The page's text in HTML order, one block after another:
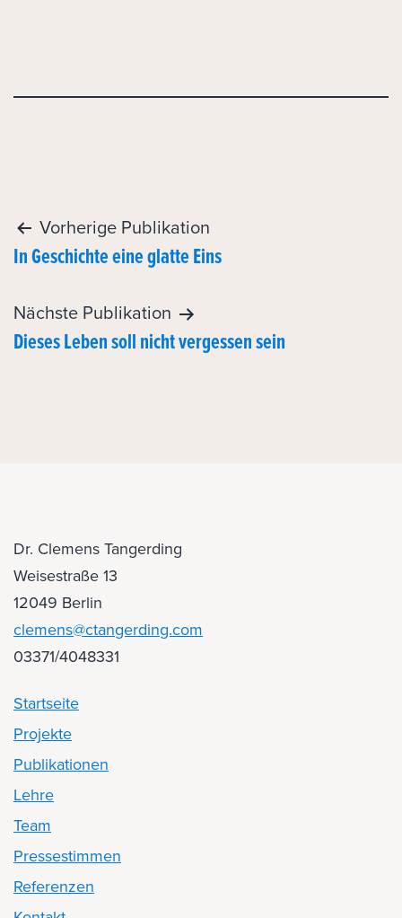
Post
navigation
Vorherige Publikation
In Geschichte eine glatte Eins
Nächste Publikation
Dieses Leben soll nicht vergessen sein
Dr. Clemens Tangerding
Weisestraße 13
12049 Berlin
clemens@ctangerding.com
03371/4048331
Startseite
Projekte
Publikationen
Lehre
Team
Pressestimmen
Referenzen